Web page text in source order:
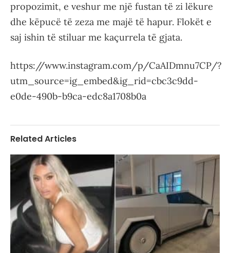
propozimit, e veshur me një fustan të zi lëkure
dhe këpucë të zeza me majë të hapur. Flokët e
saj ishin të stiluar me kaçurrela të gjata.
https://www.instagram.com/p/CaAIDmnu7CP/?
utm_source=ig_embed&ig_rid=cbc3c9dd-
e0de-490b-b9ca-edc8a1708b0a
Related Articles